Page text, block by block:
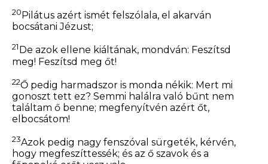
20 Pilátus azért ismét felszólala, el akarván
bocsátani Jézust;
21 De azok ellene kiáltának, mondván: Feszítsd
meg! Feszítsd meg őt!
22Ő pedig harmadszor is monda nékik: Mert mi
gonoszt tett ez? Semmi halálra való bűnt nem
találtam ő benne; megfenyítvén azért őt,
elbocsátom!
23Azok pedig nagy fenszóval sürgeték, kérvén,
hogy megfeszíttessék; és az ő szavok és a